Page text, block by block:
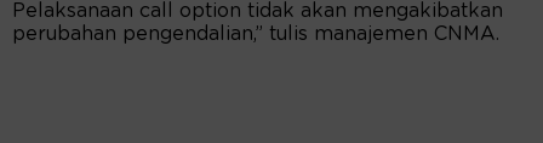
Pelaksanaan call option tidak akan mengakibatkan
perubahan pengendalian,” tulis manajemen CNMA.